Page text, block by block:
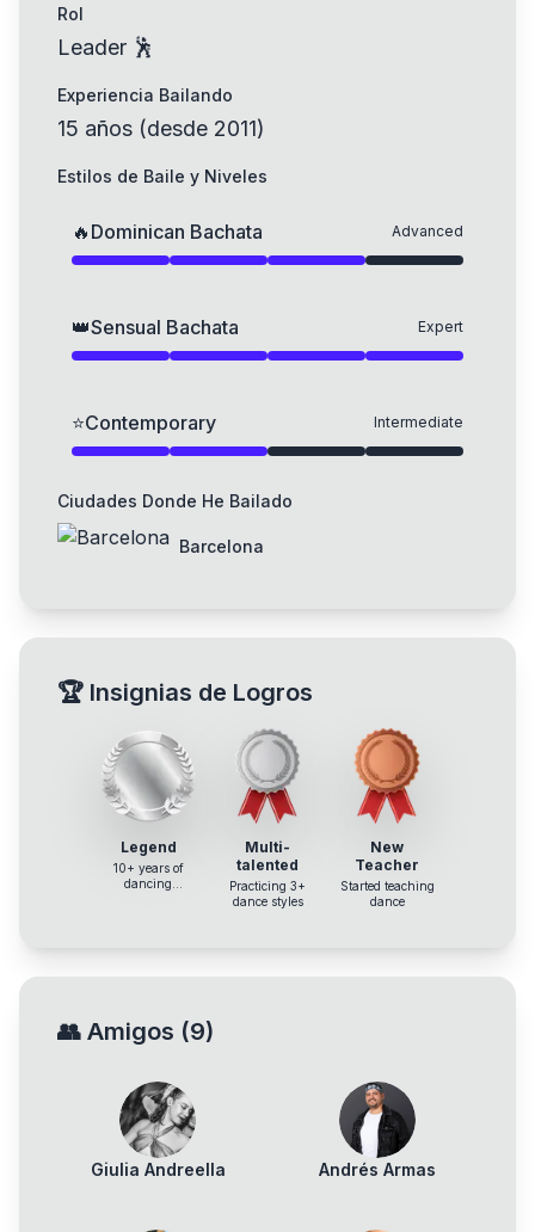
Rol
Leader 🕺
Experiencia Bailando
15 años (desde 2011)
Estilos de Baile y Niveles
🔥 Dominican Bachata Advanced
👑Sensual Bachata Expert
⭐Contemporary Intermediate
Ciudades Donde He Bailado
Barcelona
🏆 Insignias de Logros
Legend
10+ years of
dancing
Multi-
talented
Practicing 3+
dance styles
New
Teacher
Started teaching
dance
👥 Amigos (9)
Giulia Andreella Andrés Armas